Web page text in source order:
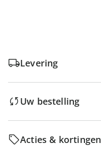
Levering
Uw bestelling
Acties & kortingen